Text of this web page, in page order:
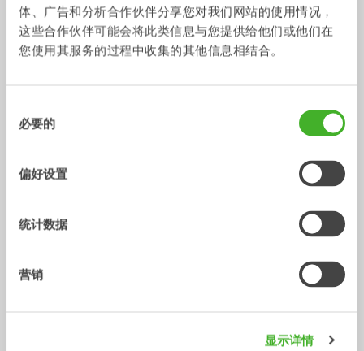
体、广告和分析合作伙伴分享您对我们网站的使用情况，
这些合作伙伴可能会将此类信息与您提供给他们或他们在
您使用其服务的过程中收集的其他信息相结合。
必要的
偏好设置
统计数据
营销
显示详情